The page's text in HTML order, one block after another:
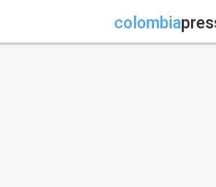
colombia